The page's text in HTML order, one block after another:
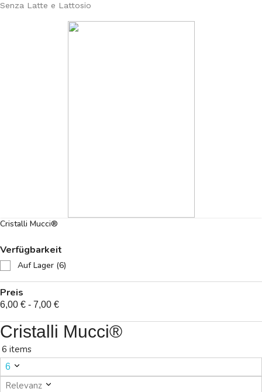
Senza Latte e Lattosio
Cristalli Mucci®
Verfügbarkeit
Auf Lager (6)
Preis
6,00 € - 7,00 €
Cristalli Mucci®
6 items
6
Relevanz